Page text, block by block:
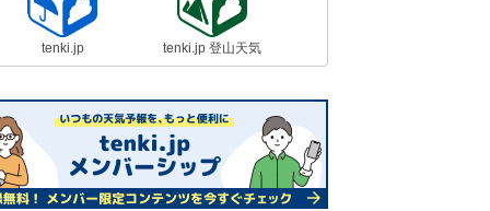
tenki.jp tenki.jp 登山天気